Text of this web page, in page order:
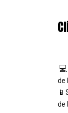
de
de